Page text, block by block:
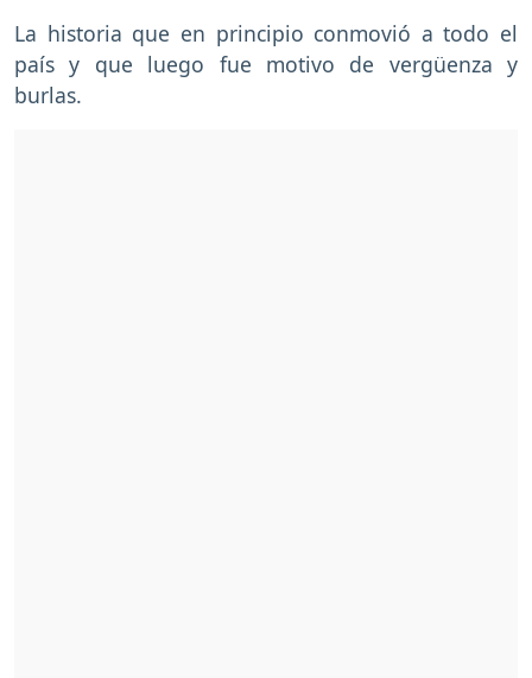
La historia que en principio conmovió a todo el
país y que luego fue motivo de vergüenza y
burlas.